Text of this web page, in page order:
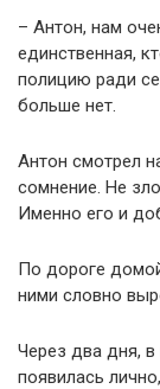
– Антон, нам
единственная,
полицию ради
больше нет.
Антон смотрел
сомнение. Не
Именно его и
По дороге
ними словно
Через два дня, в
появилась